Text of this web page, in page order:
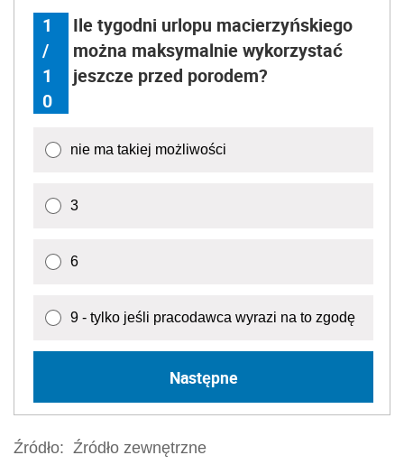
1
/
1
0
Ile tygodni urlopu macierzyńskiego
można maksymalnie wykorzystać
jeszcze przed porodem?
nie ma takiej możliwości
3
6
9 - tylko jeśli pracodawca wyrazi na to zgodę
Następne
Źródło: Źródło zewnętrzne